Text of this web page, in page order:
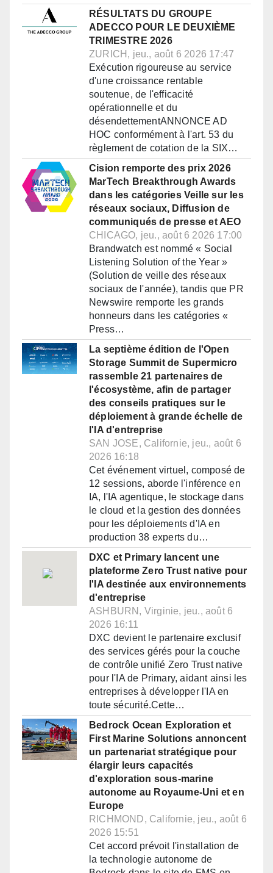
RÉSULTATS DU GROUPE
ADECCO POUR LE DEUXIÈME
TRIMESTRE 2026
ZURICH, jeu., août 6 2026 17:47
Exécution rigoureuse au service
d'une croissance rentable
soutenue, de l'efficacité
opérationnelle et du
désendettementANNONCE AD
HOC conformément à l'art. 53 du
règlement de cotation de la SIX…
Cision remporte des prix 2026
MarTech Breakthrough Awards
dans les catégories Veille sur les
réseaux sociaux, Diffusion de
communiqués de presse et AEO
CHICAGO, jeu., août 6 2026 17:00
Brandwatch est nommé « Social
Listening Solution of the Year »
(Solution de veille des réseaux
sociaux de l'année), tandis que PR
Newswire remporte les grands
honneurs dans les catégories «
Press…
La septième édition de l'Open
Storage Summit de Supermicro
rassemble 21 partenaires de
l'écosystème, afin de partager
des conseils pratiques sur le
déploiement à grande échelle de
l'IA d'entreprise
SAN JOSE, Californie, jeu., août 6
2026 16:18
Cet événement virtuel, composé de
12 sessions, aborde l'inférence en
IA, l'IA agentique, le stockage dans
le cloud et la gestion des données
pour les déploiements d'IA en
production 38 experts du…
DXC et Primary lancent une
plateforme Zero Trust native pour
l'IA destinée aux environnements
d'entreprise
ASHBURN, Virginie, jeu., août 6
2026 16:11
DXC devient le partenaire exclusif
des services gérés pour la couche
de contrôle unifié Zero Trust native
pour l'IA de Primary, aidant ainsi les
entreprises à développer l'IA en
toute sécurité.Cette…
Bedrock Ocean Exploration et
First Marine Solutions annoncent
un partenariat stratégique pour
élargir leurs capacités
d'exploration sous-marine
autonome au Royaume-Uni et en
Europe
RICHMOND, Californie, jeu., août 6
2026 15:51
Cet accord prévoit l'installation de
la technologie autonome de